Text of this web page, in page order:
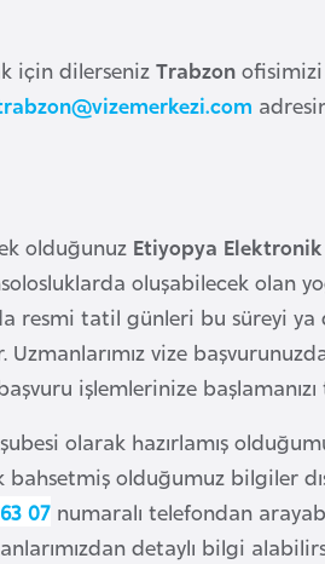
için dilerseniz Trabzon ofisimizi
olduğunuz Etiyopya
oluşabilecek olan
resmi tatil günleri bu süreyi
vize
işlemlerinize
şubesi olarak hazırlamış
olduğumuz bilgiler
07 numaralı telefondan
detaylı bilgi